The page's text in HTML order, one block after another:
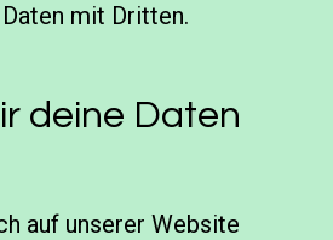
mit Dritten.
deine Daten
auf unserer Website